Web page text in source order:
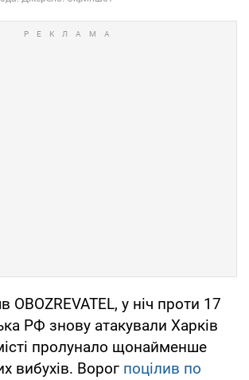
OBOZREVATEL, у ніч проти 17
РФ знову атакували Харків
пролунало щонайменше
вибухів. Ворог поцілив по